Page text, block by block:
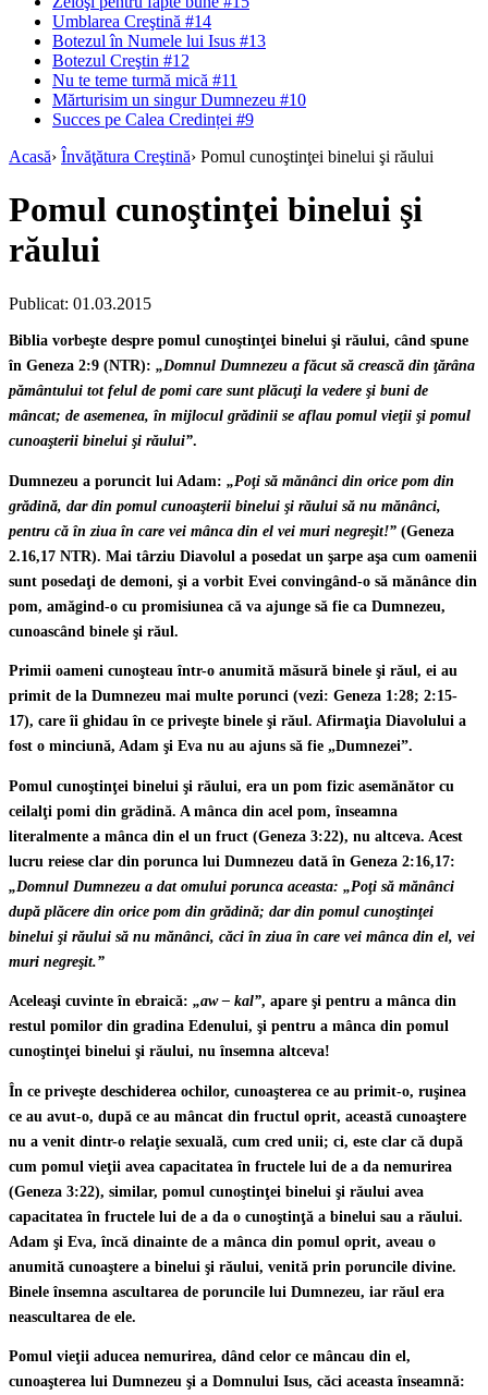
Umblarea Creştină #14
Botezul în Numele lui Isus #13
Botezul Creştin #12
Nu te teme turmă mică #11
Mărturisim un singur Dumnezeu #10
Succes pe Calea Credinței #9
Acasă› Învăţătura Creştină› Pomul cunoştinţei binelui şi răului
Pomul cunoştinţei binelui şi
răului
Publicat: 01.03.2015
Biblia vorbeşte despre pomul cunoştinţei binelui şi răului, când spune
în Geneza 2:9 (NTR): „Domnul Dumnezeu a făcut să crească din ţărâna
pământului tot felul de pomi care sunt plăcuţi la vedere şi buni de
mâncat; de asemenea, în mijlocul grădinii se aflau pomul vieţii şi pomul
cunoaşterii binelui şi răului”.
Dumnezeu a poruncit lui Adam: „Poţi să mănânci din orice pom din
grădină, dar din pomul cunoaşterii binelui şi răului să nu mănânci,
pentru că în ziua în care vei mânca din el vei muri negreşit!” (Geneza
2.16,17 NTR). Mai târziu Diavolul a posedat un şarpe aşa cum oamenii
sunt posedaţi de demoni, şi a vorbit Evei convingând-o să mănânce din
pom, amăgind-o cu promisiunea că va ajunge să fie ca Dumnezeu,
cunoascând binele şi răul.
Primii oameni cunoşteau într-o anumită măsură binele şi răul, ei au
primit de la Dumnezeu mai multe porunci (vezi: Geneza 1:28; 2:15-
17), care îi ghidau în ce priveşte binele şi răul. Afirmaţia Diavolului a
fost o minciună, Adam şi Eva nu au ajuns să fie „Dumnezei”.
Pomul cunoştinţei binelui şi răului, era un pom fizic asemănător cu
ceilalţi pomi din grădină. A mânca din acel pom, înseamna
literalmente a mânca din el un fruct (Geneza 3:22), nu altceva. Acest
lucru reiese clar din porunca lui Dumnezeu dată în Geneza 2:16,17:
„Domnul Dumnezeu a dat omului porunca aceasta: „Poţi să mănânci
după plăcere din orice pom din grădină; dar din pomul cunoştinţei
binelui şi răului să nu mănânci, căci în ziua în care vei mânca din el, vei
muri negreşit.”
Aceleaşi cuvinte în ebraică: „aw – kal”, apare şi pentru a mânca din
restul pomilor din gradina Edenului, şi pentru a mânca din pomul
cunoştinţei binelui şi răului, nu însemna altceva!
În ce priveşte deschiderea ochilor, cunoaşterea ce au primit-o, ruşinea
ce au avut-o, după ce au mâncat din fructul oprit, această cunoaştere
nu a venit dintr-o relaţie sexuală, cum cred unii; ci, este clar că după
cum pomul vieţii avea capacitatea în fructele lui de a da nemurirea
(Geneza 3:22), similar, pomul cunoştinţei binelui şi răului avea
capacitatea în fructele lui de a da o cunoştinţă a binelui sau a răului.
Adam şi Eva, încă dinainte de a mânca din pomul oprit, aveau o
anumită cunoaştere a binelui şi răului, venită prin poruncile divine.
Binele însemna ascultarea de poruncile lui Dumnezeu, iar răul era
neascultarea de ele.
Pomul vieţii aducea nemurirea, dând celor ce mâncau din el,
cunoaşterea lui Dumnezeu şi a Domnului Isus, căci aceasta înseamnă: